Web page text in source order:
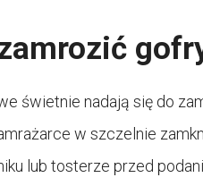
świetnie nadają się do
w szczelnie
lub tosterze przed